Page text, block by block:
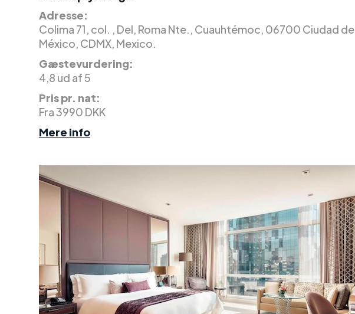
Adresse:
Colima 71, col. , Del, Roma Nte., Cuauhtémoc, 06700 Ciudad de
México, CDMX, Mexico.
Gæstevurdering:
4,8 ud af 5
Pris pr. nat:
Fra 3990 DKK
Mere info